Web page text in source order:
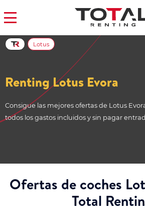
Renting Lotus Evora
Consigue las mejores ofertas de Lotus
todos los gastos incluidos y sin pagar
Lotus
Ofertas de coches
Total